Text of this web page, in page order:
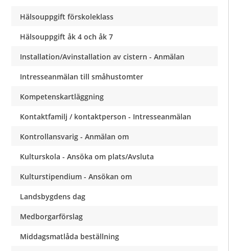
Hälsouppgift förskoleklass
Hälsouppgift åk 4 och åk 7
Installation/Avinstallation av cistern - Anmälan
Intresseanmälan till småhustomter
Kompetenskartläggning
Kontaktfamilj / kontaktperson - Intresseanmälan
Kontrollansvarig - Anmälan om
Kulturskola - Ansöka om plats/Avsluta
Kulturstipendium - Ansökan om
Landsbygdens dag
Medborgarförslag
Middagsmatlåda beställning